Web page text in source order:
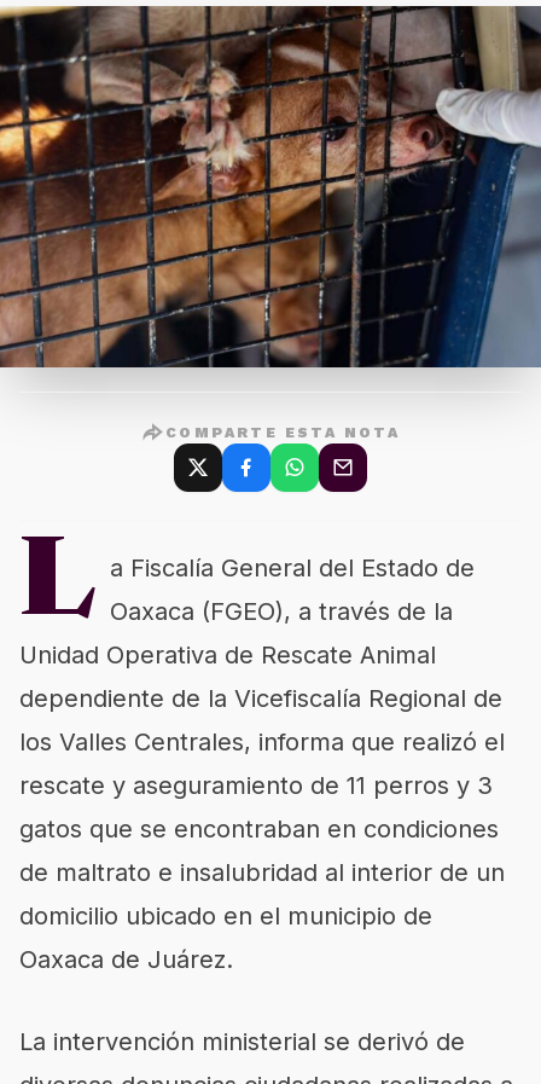
COMPARTE ESTA NOTA
L a Fiscalía General del Estado de
Oaxaca (FGEO), a través de la
Unidad Operativa de Rescate Animal
dependiente de la Vicefiscalía Regional de
los Valles Centrales, informa que realizó el
rescate y aseguramiento de 11 perros y 3
gatos que se encontraban en condiciones
de maltrato e insalubridad al interior de un
domicilio ubicado en el municipio de
Oaxaca de Juárez.
La intervención ministerial se derivó de